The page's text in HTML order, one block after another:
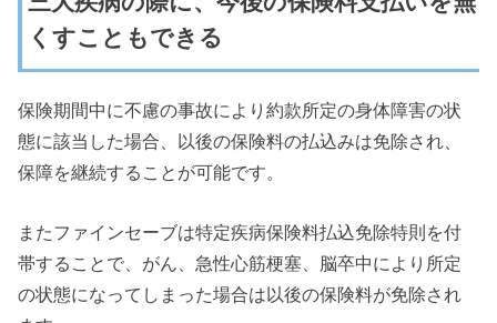
くすこともできる
保険期間中に不慮の事故により約款所定の身体障害の状
態に該当した場合、以後の保険料の払込みは免除され、
保障を継続することが可能です。
またファインセーブは特定疾病保険料払込免除特則を付
帯することで、がん、急性心筋梗塞、脳卒中により所定
の状態になってしまった場合は以後の保険料が免除され